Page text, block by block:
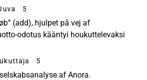
vil næppe medf...
5
(add), hjulpet på vej af
odotus kääntyi houkuttelevaksi
5
af Anora.